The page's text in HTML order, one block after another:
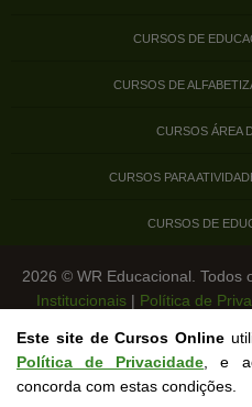
CURSOS DE
CURSOS DE
CURSOS ÁREA
CURSOS PARA
CURSOS DE
2026 © WR Educacional. Todos
Institucionais| Política de
Este site de Cursos Online
Política de Privacidade , e
concorda com estas condições.
Contato Cursos